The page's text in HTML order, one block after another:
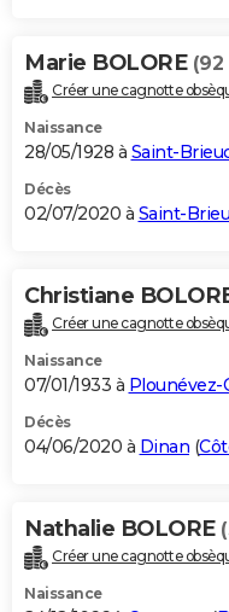
Marie BOLORE (92
Créer une cagnotte
Naissance
28/05/1928 à Saint-
Décès
02/07/2020 à Saint-
Christiane
Créer une cagnotte
Naissance
07/01/1933 à
Décès
04/06/2020 à Dinan (
Nathalie BOLORE
Créer une cagnotte
Naissance